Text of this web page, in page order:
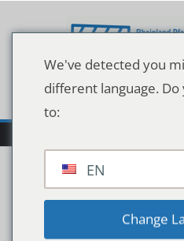
Inhalt
We've detected you
different language.
to:
EN
Change